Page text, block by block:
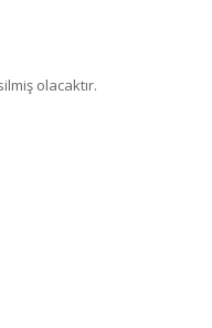
olacaktır.